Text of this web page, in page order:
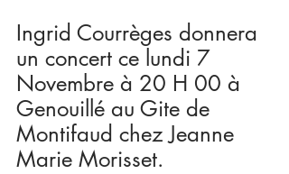
Ingrid Courrèges donnera
un concert ce lundi 7
Novembre à 20 H 00 à
Genouillé au Gite de
Montifaud chez Jeanne
Marie Morisset.